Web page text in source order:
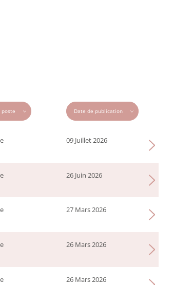
09 Juillet 2026
26 Juin 2026
27 Mars 2026
26 Mars 2026
26 Mars 2026